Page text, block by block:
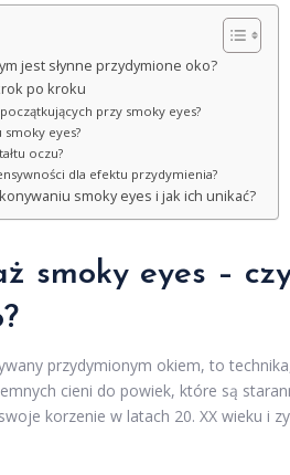
jest słynne przydymione oko?
po kroku
przy smoky eyes?
eyes?
oczu?
dla efektu przydymienia?
smoky eyes i jak ich unikać?
smoky eyes –
przydymionym okiem, to
cieni do powiek, które są
korzenie w latach 20. XX wieku i